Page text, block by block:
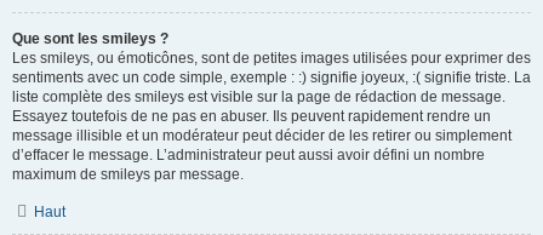
Que sont les smileys ?
Les smileys, ou émoticônes, sont de petites images utilisées pour exprimer des
sentiments avec un code simple, exemple : :) signifie joyeux, :( signifie triste. La
liste complète des smileys est visible sur la page de rédaction de message.
Essayez toutefois de ne pas en abuser. Ils peuvent rapidement rendre un
message illisible et un modérateur peut décider de les retirer ou simplement
d’effacer le message. L’administrateur peut aussi avoir défini un nombre
maximum de smileys par message.
Haut